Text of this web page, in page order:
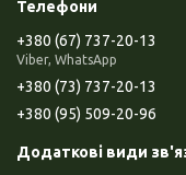
+380 (67) 737-20-13
Viber, WhatsApp
+380 (73) 737-20-13
+380 (95) 509-20-96